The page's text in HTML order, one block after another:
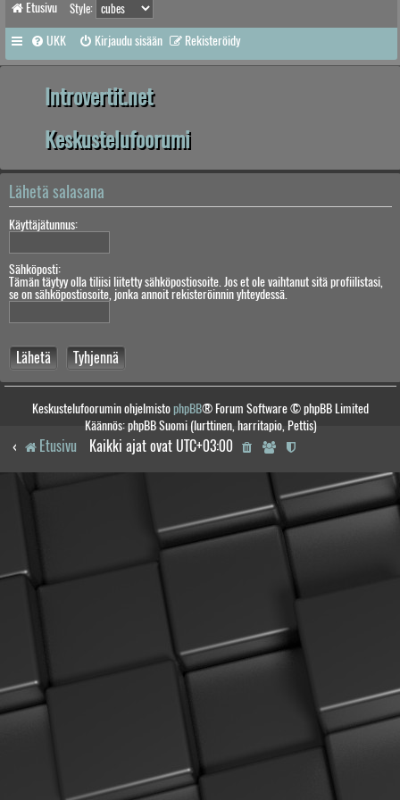
Etusivu Style:
UKK Kirjaudu sisään Rekisteröidy
Introvertit.net
Keskustelufoorumi
Lähetä salasana
Käyttäjätunnus:
Sähköposti:
Tämän täytyy olla tiliisi liitetty sähköpostiosoite. Jos et ole vaihtanut sitä profiilistasi,
se on sähköpostiosoite, jonka annoit rekisteröinnin yhteydessä.
Keskustelufoorumin ohjelmistophpBB® Forum Software © phpBB Limited
Käännös: phpBB Suomi (lurttinen, harritapio, Pettis)
Etusivu Kaikki ajat ovat UTC+03:00